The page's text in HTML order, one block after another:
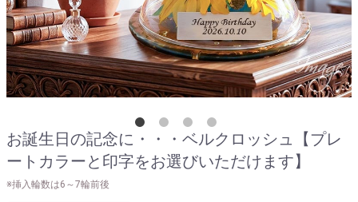
お誕生日の記念に・・・ベルクロッシュ【プレ
ートカラーと印字をお選びいただけます】
※挿入輪数は6～7輪前後